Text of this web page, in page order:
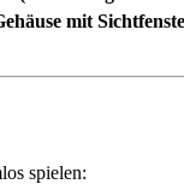
mit
spielen: